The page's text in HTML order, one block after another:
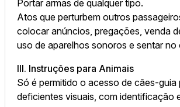
Portar armas de qualquer tipo.
Atos que perturbem outros
colocar anúncios, pregações, venda
uso de aparelhos sonoros e sentar no
III. Instruções para Animais
Só é permitido o acesso de cães-guia
deficientes visuais, com identificação